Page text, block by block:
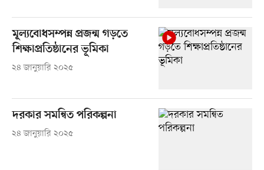
মূল্যবোধসম্পন্ন প্রজন্ম গড়তে
শিক্ষাপ্রতিষ্ঠানের ভূমিকা
২৪ জানুয়ারি ২০২৫
দরকার সমন্বিত পরিকল্পনা
২৪ জানুয়ারি ২০২৫